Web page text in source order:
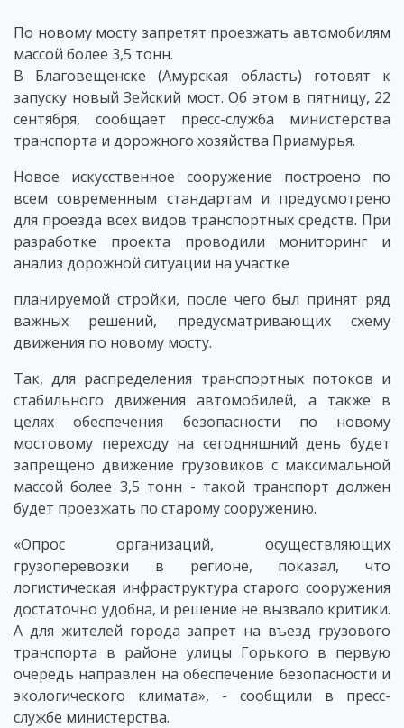
По новому мосту запретят проезжать автомобилям
массой более 3,5 тонн.
В Благовещенске (Амурская область) готовят к
запуску новый Зейский мост. Об этом в пятницу, 22
сентября, сообщает пресс-служба министерства
транспорта и дорожного хозяйства Приамурья.
Новое искусственное сооружение построено по
всем современным стандартам и предусмотрено
для проезда всех видов транспортных средств. При
разработке проекта проводили мониторинг и
анализ дорожной ситуации на участке
планируемой стройки, после чего был принят ряд
важных решений, предусматривающих схему
движения по новому мосту.
Так, для распределения транспортных потоков и
стабильного движения автомобилей, а также в
целях обеспечения безопасности по новому
мостовому переходу на сегодняшний день будет
запрещено движение грузовиков с максимальной
массой более 3,5 тонн - такой транспорт должен
будет проезжать по старому сооружению.
«Опрос организаций, осуществляющих
грузоперевозки в регионе, показал, что
логистическая инфраструктура старого сооружения
достаточно удобна, и решение не вызвало критики.
А для жителей города запрет на въезд грузового
транспорта в районе улицы Горького в первую
очередь направлен на обеспечение безопасности и
экологического климата», - сообщили в пресс-
службе министерства.